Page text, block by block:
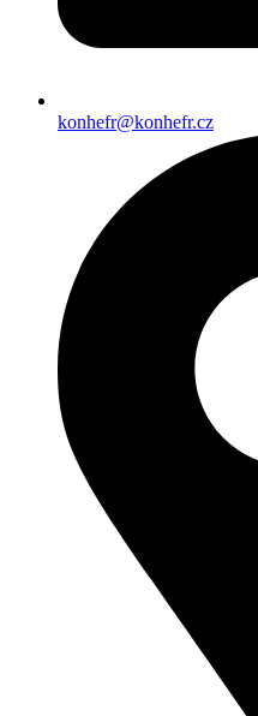
konhefr@konhefr.cz